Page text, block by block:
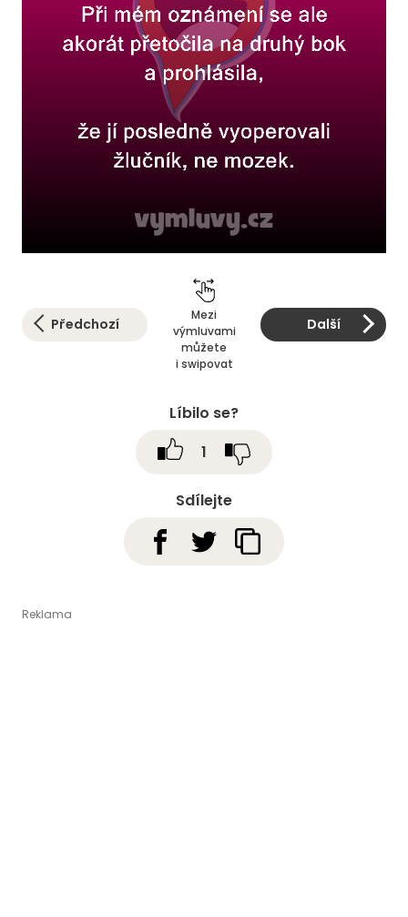
Předchozí
Mezi
výmluvami
můžete
i swipovat
Další
Sdílejte
Líbilo se?
1